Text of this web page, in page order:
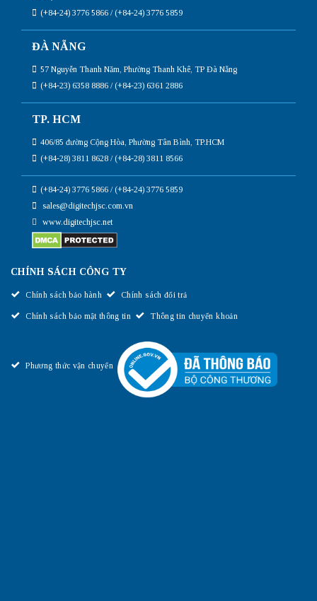
(+84-24) 3776 5866 / (+84-24) 3776 5859
ĐÀ NẴNG
57 Nguyễn Thanh Năm, Phường Thanh Khê, TP Đà Nẵng
(+84-23) 6358 8886 / (+84-23) 6361 2886
TP. HCM
406/85 đường Cộng Hòa, Phường Tân Bình, TP.HCM
(+84-28) 3811 8628 / (+84-28) 3811 8566
(+84-24) 3776 5866 / (+84-24) 3776 5859
sales@digitechjsc.com.vn
www.digitechjsc.net
CHÍNH SÁCH CÔNG TY
Chính sách bảo hành Chính sách đổi trả
Chính sách bảo mật thông tin Thông tin chuyển khoản
Phương thức vận chuyển